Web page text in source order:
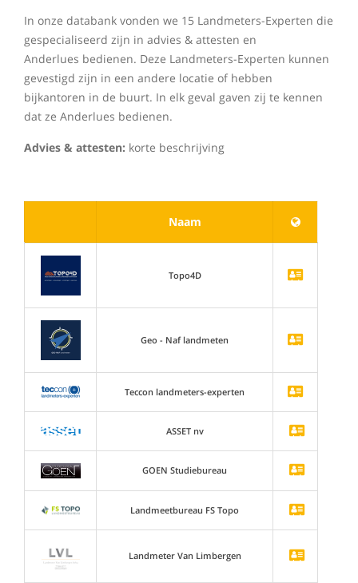
In onze databank vonden we 15 Landmeters-Experten die
gespecialiseerd zijn in advies & attesten en
Anderlues bedienen. Deze Landmeters-Experten kunnen
gevestigd zijn in een andere locatie of hebben
bijkantoren in de buurt. In elk geval gaven zij te kennen
dat ze Anderlues bedienen.
Advies & attesten: korte beschrijving
Naam
Topo4D
Geo - Naf landmeten
Teccon landmeters-experten
ASSET nv
GOEN Studiebureau
Landmeetbureau FS Topo
Landmeter Van Limbergen